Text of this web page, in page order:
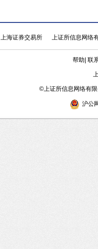
上海证券交易所 上证所信息网络
帮助 联
©上证所信息网络有
沪公